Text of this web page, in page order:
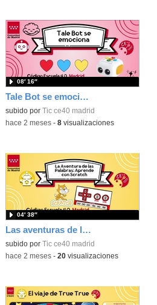
Tale Bot se emociona
subido por Tic ce40 madrid
08′ 16″
-hace 2 meses- 8visualizaciones
Las aventuras de la palabras. Aprende con Scratch
subido por Tic ce40 madrid
04′ 38″
-hace 2 meses- 20visualizaciones